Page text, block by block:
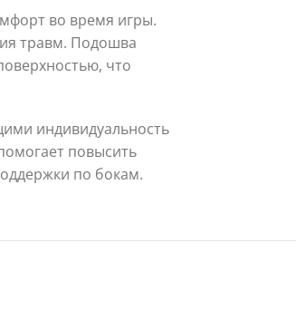
во время игры.
травм. Подошва
что
индивидуальность
повысить
по бокам.